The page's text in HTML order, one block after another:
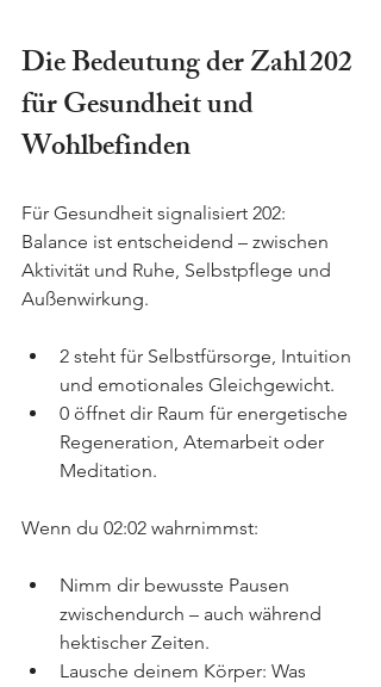
Die Bedeutung der Zahl 202
für Gesundheit und
Wohlbefinden
Für Gesundheit signalisiert 202:
Balance ist entscheidend – zwischen
Aktivität und Ruhe, Selbstpflege und
Außenwirkung.
2 steht für Selbstfürsorge, Intuition
und emotionales Gleichgewicht.
0 öffnet dir Raum für energetische
Regeneration, Atemarbeit oder
Meditation.
Wenn du 02:02 wahrnimmst:
Nimm dir bewusste Pausen
zwischendurch – auch während
hektischer Zeiten.
Lausche deinem Körper: Was